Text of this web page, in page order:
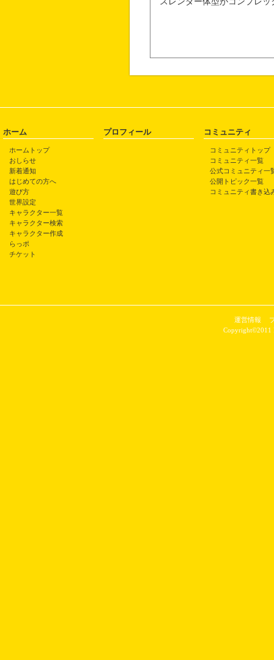
ホーム
ホームトップ
おしらせ
新着通知
はじめての方へ
遊び方
世界設定
キャラクター一覧
キャラクター検索
キャラクター作成
らっポ
チケット
プロフィール コミュニティ
コミュニティトップ
コミュニティ一覧
公式コミュニティ一
公開トピック一覧
コミュニティ書き込
運営情報
Copyright©2011